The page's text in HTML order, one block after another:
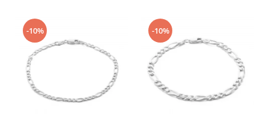
-10% -10%